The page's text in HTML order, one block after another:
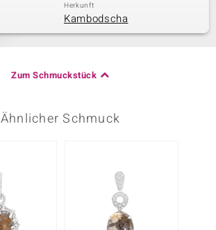
Herkunft
Kambodscha
Zum Schmuckstück
Ähnlicher Schmuck